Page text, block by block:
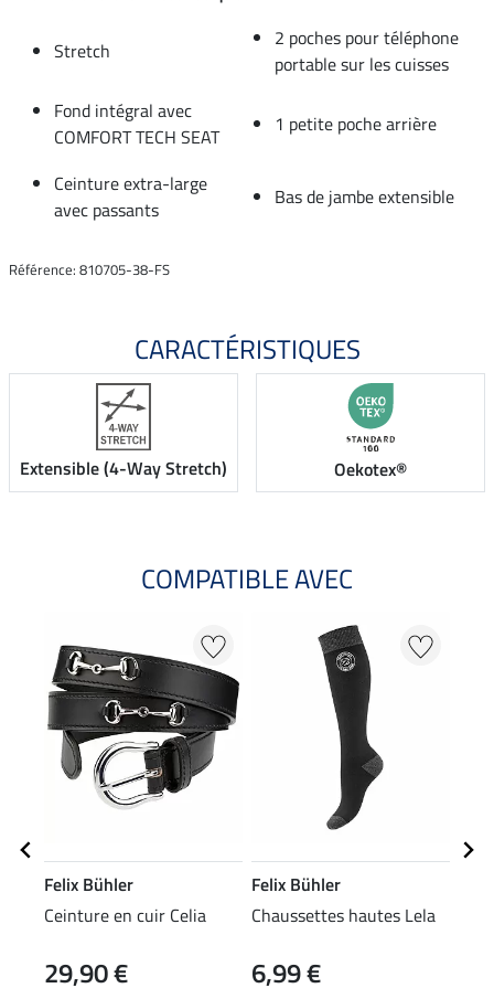
Stretch
2 poches pour téléphone
portable sur les cuisses
Fond intégral avec
COMFORT TECH SEAT
1 petite poche arrière
Ceinture extra-large
avec passants
Bas de jambe extensible
Référence: 810705-38-FS
CARACTÉRISTIQUES
Extensible (4-Way Stretch) Oekotex®
COMPATIBLE AVEC
Felix Bühler
Ceinture en cuir Celia
29,90 €
Felix Bühler
Chaussettes hautes Lela
6,99 €